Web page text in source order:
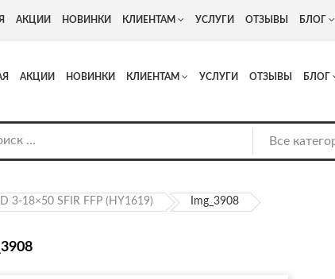
Адрес: г. Москва, Люберцы, Котельнический проезд 13
АКЦИИ НОВИНКИ КЛИЕНТАМ УСЛУГИ ОТЗЫВЫ БЛОГ
АКЦИИ НОВИНКИ КЛИЕНТАМ УСЛУГИ ОТЗЫВЫ БЛОГ
3-18×50 SFIR FFP (HY1619) Img_3908